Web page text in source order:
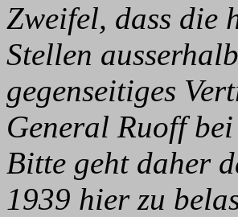
Zweifel, dass die
Stellen
gegenseitiges
General Ruoff
Bitte geht daher
1939 hier zu